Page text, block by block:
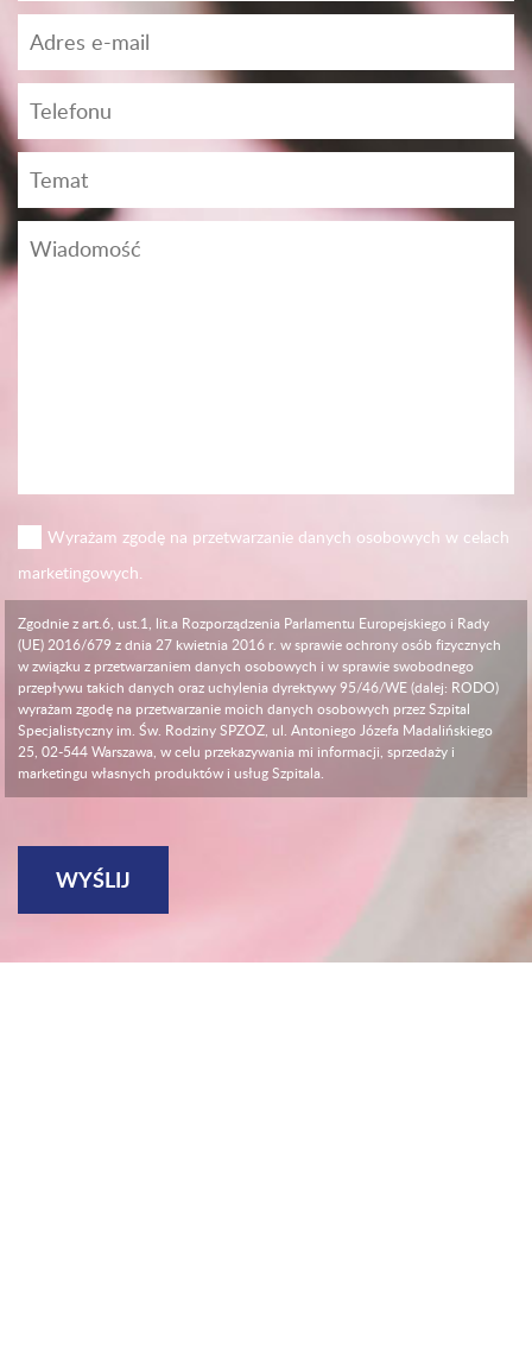
Wyrażam zgodę na przetwarzanie danych osobowych w celach
marketingowych.
Zgodnie z art.6, ust.1, lit.a Rozporządzenia Parlamentu Europejskiego i Rady
(UE) 2016/679 z dnia 27 kwietnia 2016 r. w sprawie ochrony osób fizycznych
w związku z przetwarzaniem danych osobowych i w sprawie swobodnego
przepływu takich danych oraz uchylenia dyrektywy 95/46/WE (dalej: RODO)
wyrażam zgodę na przetwarzanie moich danych osobowych przez Szpital
Specjalistyczny im. Św. Rodziny SPZOZ, ul. Antoniego Józefa Madalińskiego
25, 02-544 Warszawa, w celu przekazywania mi informacji, sprzedaży i
marketingu własnych produktów i usług Szpitala.